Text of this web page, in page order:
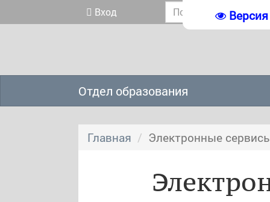
Вход
Отдел образования
Главная Электронные